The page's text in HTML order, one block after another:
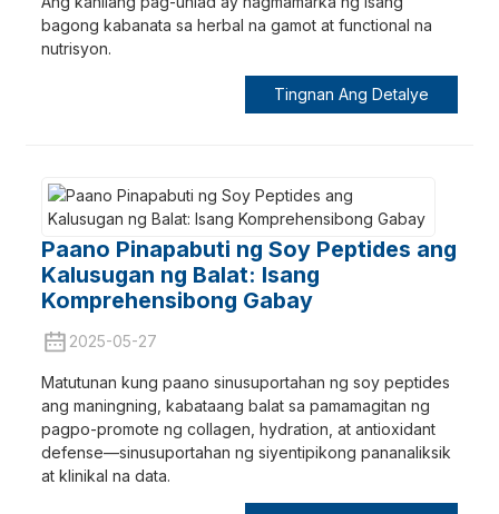
bagong kabanata sa herbal na gamot at functional na
nutrisyon.
Tingnan Ang Detalye
Paano Pinapabuti ng Soy Peptides ang
Kalusugan ng Balat: Isang
Komprehensibong Gabay
2025-05-27
Matutunan kung paano sinusuportahan ng soy peptides
ang maningning, kabataang balat sa pamamagitan ng
pagpo-promote ng collagen, hydration, at antioxidant
defense—sinusuportahan ng siyentipikong pananaliksik
at klinikal na data.